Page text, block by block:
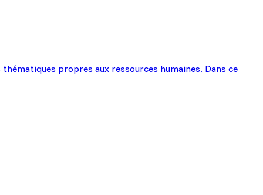
propres aux ressources humaines. Dans ce